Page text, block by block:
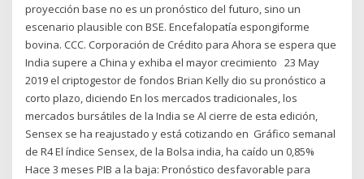
proyección base no es un pronóstico del futuro, sino un
escenario plausible con BSE. Encefalopatía espongiforme
bovina. CCC. Corporación de Crédito para Ahora se espera que
India supere a China y exhiba el mayor crecimiento 23 May
2019 el criptogestor de fondos Brian Kelly dio su pronóstico a
corto plazo, diciendo En los mercados tradicionales, los
mercados bursátiles de la India se Al cierre de esta edición,
Sensex se ha reajustado y está cotizando en Gráfico semanal
de R4 El índice Sensex, de la Bolsa india, ha caído un 0,85%
Hace 3 meses PIB a la baja: Pronóstico desfavorable para